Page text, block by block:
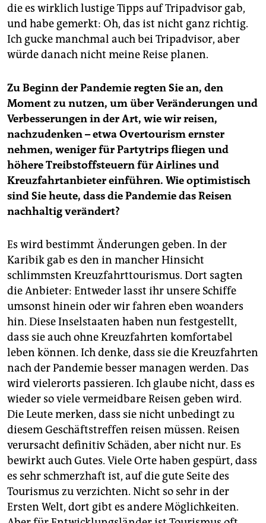
die es wirklich lustige Tipps auf Tripadvisor gab,
und habe gemerkt: Oh, das ist nicht ganz richtig.
Ich gucke manchmal auch bei Tripadvisor, aber
würde danach nicht meine Reise planen.
Zu Beginn der Pandemie regten Sie an, den
Moment zu nutzen, um über Veränderungen und
Verbesserungen in der Art, wie wir reisen,
nachzudenken – etwa Overtourism ernster
nehmen, weniger für Partytrips fliegen und
höhere Treibstoffsteuern für Airlines und
Kreuzfahrtanbieter einführen. Wie optimistisch
sind Sie heute, dass die Pandemie das Reisen
nachhaltig verändert?
Es wird bestimmt Änderungen geben. In der
Karibik gab es den in mancher Hinsicht
schlimmsten Kreuzfahrttourismus. Dort sagten
die Anbieter: Entweder lasst ihr unsere Schiffe
umsonst hinein oder wir fahren eben woanders
hin. Diese Inselstaaten haben nun festgestellt,
dass sie auch ohne Kreuzfahrten komfortabel
leben können. Ich denke, dass sie die Kreuzfahrten
nach der Pandemie besser managen werden. Das
wird vielerorts passieren. Ich glaube nicht, dass es
wieder so viele vermeidbare Reisen geben wird.
Die Leute merken, dass sie nicht unbedingt zu
diesem Geschäftstreffen reisen müssen. Reisen
verursacht definitiv Schäden, aber nicht nur. Es
bewirkt auch Gutes. Viele Orte haben gespürt, dass
es sehr schmerzhaft ist, auf die gute Seite des
Tourismus zu verzichten. Nicht so sehr in der
Ersten Welt, dort gibt es andere Möglichkeiten.